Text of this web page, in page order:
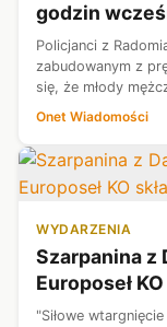
godzin
Policjanci z
zabudowanym z
się, że młody
egzamin na prawo
Onet Wiadomości
WYDARZENIA
Szarpanina z
Europoseł
"Siłowe